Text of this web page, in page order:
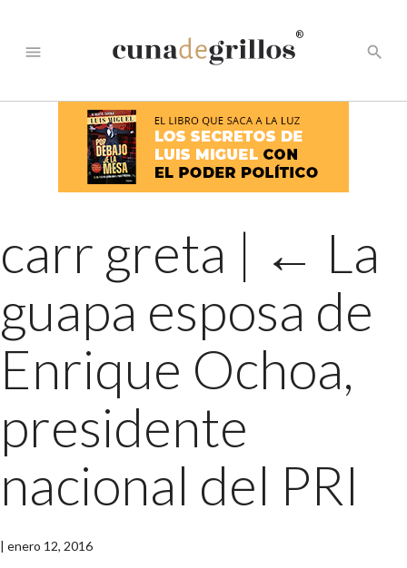
menu
®
search
carr greta | ← La
guapa esposa de
Enrique Ochoa,
presidente
nacional del PRI
| enero 12, 2016